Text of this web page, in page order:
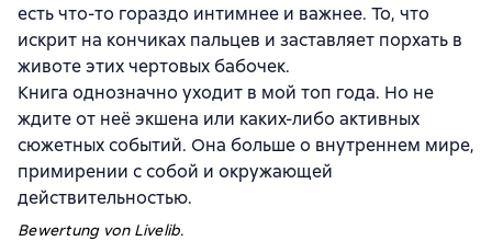
есть что-то гораздо интимнее и важнее. То, что
искрит на кончиках пальцев и заставляет порхать в
животе этих чертовых бабочек.
Книга однозначно уходит в мой топ года. Но не
ждите от неё экшена или каких-либо активных
сюжетных событий. Она больше о внутреннем мире,
примирении с собой и окружающей
действительностью.
Bewertung von Livelib.